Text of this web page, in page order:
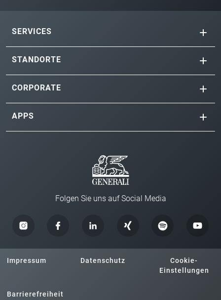
SERVICES
STANDORTE
CORPORATE
APPS
Folgen Sie uns auf Social Media
Impressum Datenschutz
Cookie-
Einstellungen
Barrierefreiheit